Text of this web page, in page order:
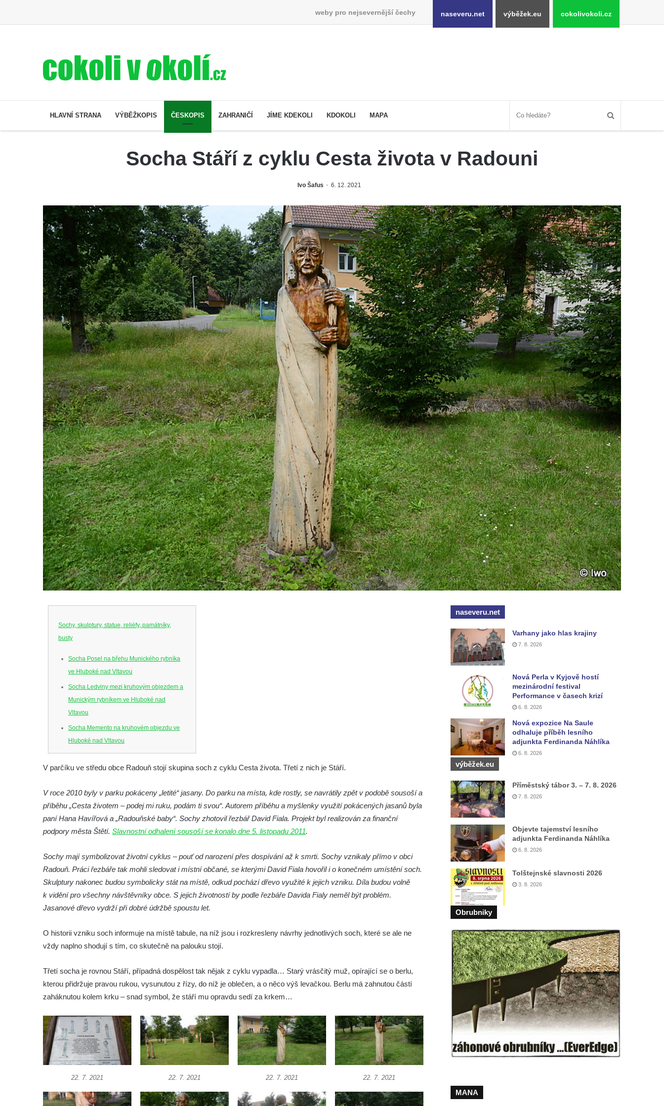
weby pro nejsevernější čechy naseveru.net výběžek.eu cokolivokoli.cz
HLAVNÍ STRANA VÝBĚŽKOPIS ČESKOPIS ZAHRANIČÍ JÍME KDEKOLI KDOKOLI MAPA
Socha Stáří z cyklu Cesta života v Radouni
Ivo Šafus 6. 12. 2021
Sochy, skulptury, statue, reliéfy, památníky,
busty
Socha Posel na břehu Munického rybníka
ve Hluboké nad Vltavou
Socha Ledviny mezi kruhovým objezdem a
Munickým rybníkem ve Hluboké nad
Vltavou
Socha Memento na kruhovém objezdu ve
Hluboké nad Vltavou
Socha Chalikotérium v ZOO Hluboká
Socha Smilodon v ZOO Hluboká
Socha Koroun bezzubý v ZOO Hluboká
Socha Plejtvák obrovský v ZOO Hluboká
Socha Medvěd jeskynní v ZOO Hluboká
Socha Mamut srstnatý v ZOO Hluboká
Socha Orel v ZOO Hluboká
Socha Vydry si hrají v ZOO Hluboká
Socha Přátelství v ZOO Hluboká
Socha Lišky v ZOO Hluboká
Socha Vlčice s mládětem v ZOO Hluboká
Socha Rys číhající na srnu v ZOO Hluboká
Socha Orlice v ZOO Hluboká
Socha Tygr v ZOO Hluboká
Socha Želva v ZOO Hluboká
Socha Kozorožec horský v ZOO Hluboká
Socha Včela v ZOO Hluboká
Socha Housenka v ZOO Hluboká
Socha Nosorožík v ZOO Hluboká
V parčíku ve středu obce Radouň stojí skupina soch z cyklu Cesta života. Třetí z nich je Stáří.
V roce 2010 byly v parku pokáceny „letité“ jasany. Do parku na místa, kde rostly, se navrátily zpět v podobě sousoší a
příběhu „Cesta životem – podej mi ruku, podám ti svou“. Autorem příběhu a myšlenky využití pokácených jasanů byla
paní Hana Havířová a „Radouňské baby“. Sochy zhotovil řezbář David Fiala. Projekt byl realizován za finanční
podpory města Štětí. Slavnostní odhalení sousoší se konalo dne 5. listopadu 2011.
Sochy mají symbolizovat životní cyklus – pouť od narození přes dospívání až k smrti. Sochy vznikaly přímo v obci
Radouň. Práci řezbáře tak mohli sledovat i místní občané, se kterými David Fiala hovořil i o konečném umístění soch.
Skulptury nakonec budou symbolicky stát na místě, odkud pochází dřevo využité k jejich vzniku. Díla budou volně
k vidění pro všechny návštěvníky obce. S jejich životností by podle řezbáře Davida Fialy neměl být problém.
Jasanové dřevo vydrží při dobré údržbě spoustu let.
O historii vzniku soch informuje na místě tabule, na níž jsou i rozkresleny návrhy jednotlivých soch, které se ale ne
vždy naplno shodují s tím, co skutečně na palouku stojí.
Třetí socha je rovnou Stáří, případná dospělost tak nějak z cyklu vypadla… Starý vrásčitý muž, opírající se o berlu,
kterou přidržuje pravou rukou, vysunutou z řízy, do níž je oblečen, a o něco výš levačkou. Berlu má zahnutou částí
zaháknutou kolem krku – snad symbol, že stáří mu opravdu sedí za krkem…
22. 7. 2021 22. 7. 2021 22. 7. 2021 22. 7. 2021
naseveru.net
Varhany jako hlas krajiny
7. 8. 2026
Nová Perla v Kyjově hostí
mezinárodní festival
Performance v časech krizí
6. 8. 2026
Nová expozice Na Saule
odhaluje příběh lesního
adjunkta Ferdinanda Náhlíka
6. 8. 2026
výběžek.eu
Příměstský tábor 3. – 7. 8. 2026
7. 8. 2026
Objevte tajemství lesního
adjunkta Ferdinanda Náhlíka
6. 8. 2026
Tolštejnské slavnosti 2026
3. 8. 2026
Obrubniky
MANA